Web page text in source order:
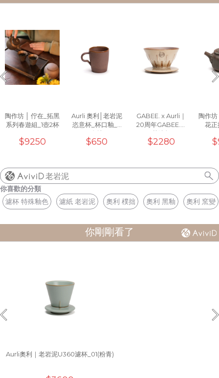
陶作坊 │ 佇在_拓黑
系列春遊組_1壺2杯
$9250
Aurli 奧利│老岩泥
恣意杯_杯口釉_3
次燒
$650
GABEE. x Aurli｜
20周年GABEE.洸
芒濾杯
$2280
陶作
花正
老岩泥
你喜歡的分類
濾杯 特殊釉色
濾紙 老岩泥 奧利 樸拙 奧利 黑釉 奧利 窯變
你剛剛看了
Aurli奧利｜老岩泥U360濾杯_01(粉青)